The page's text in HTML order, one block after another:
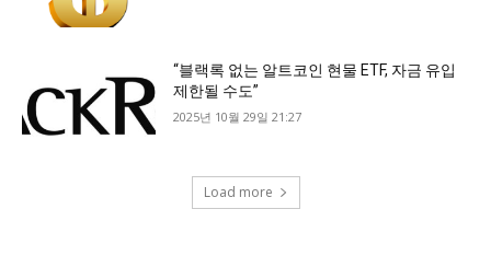
“블랙록 없는 알트코인 현물 ETF, 자금 유입
제한될 수도”
2025년 10월 29일 21:27
Load more